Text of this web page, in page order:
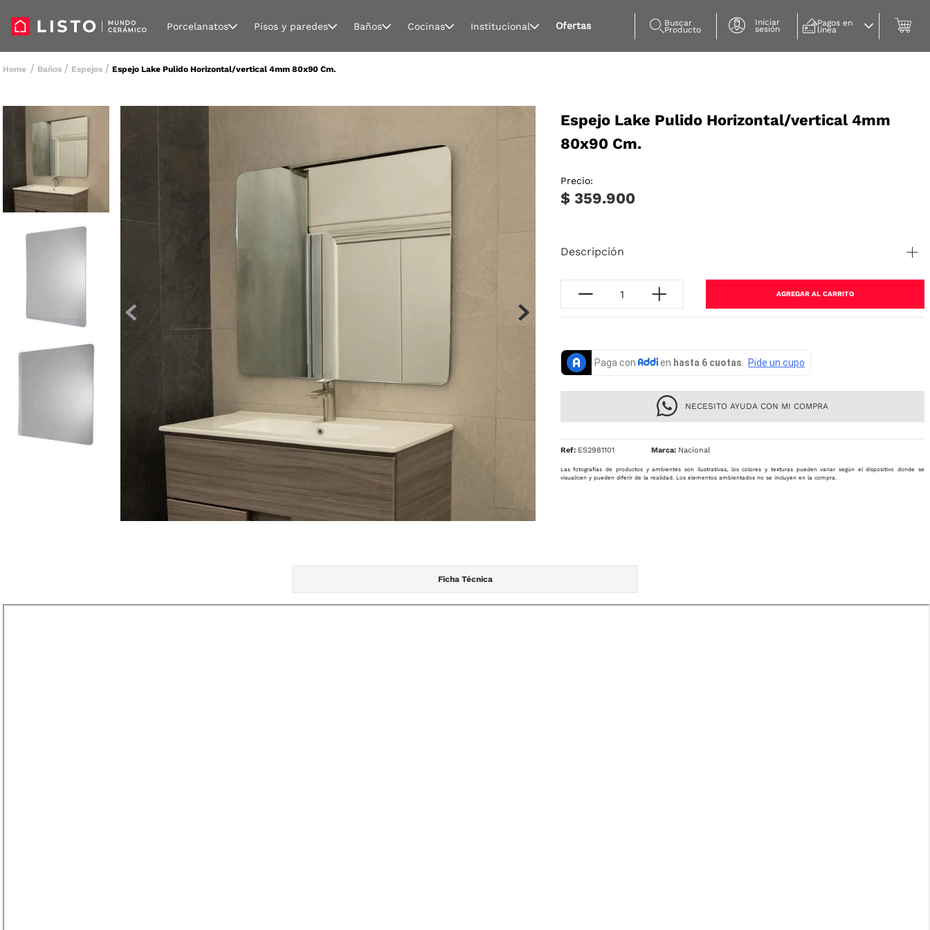
Porcelanatos Pisos y paredes Baños Cocinas Institucional Ofertas Buscar
Producto
Iniciar
sesión
Pagos en
línea
Baños Espejos Espejo Lake Pulido Horizontal/vertical 4mm 80x90 Cm.
Espejo Lake Pulido Horizontal/vertical 4mm
80x90 Cm.
Precio:
$ 359.900
Descripción
AGREGAR AL CARRITO
NECESITO AYUDA CON MI COMPRA
Ref: ES2981101 Nacional
Las fotografías de productos y ambientes son ilustrativas, los colores y texturas pueden variar según el dispositivo donde se
visualicen y pueden diferir de la realidad. Los elementos ambientados no se incluyen en la compra.
Ficha Técnica